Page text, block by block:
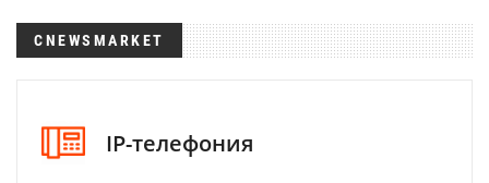
CNEWSMARKET
IP-телефония